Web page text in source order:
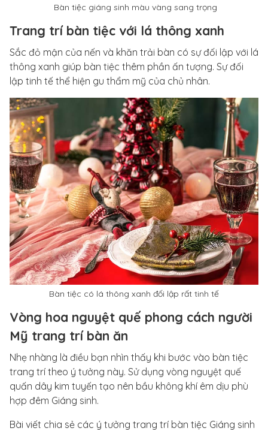
Bàn tiệc giáng sinh màu vàng sang trọng
Trang trí bàn tiệc với lá thông xanh
Sắc đỏ mận của nến và khăn trải bàn có sự đối lập với lá
thông xanh giúp bàn tiệc thêm phần ấn tượng. Sự đối
lập tinh tế thể hiện gu thẩm mỹ của chủ nhân.
Bàn tiệc có lá thông xanh đối lập rất tinh tế
Vòng hoa nguyệt quế phong cách người
Mỹ trang trí bàn ăn
Nhẹ nhàng là điều bạn nhìn thấy khi bước vào bàn tiệc
trang trí theo ý tưởng này. Sử dụng vòng nguyệt quế
quấn dây kim tuyến tạo nên bầu không khí êm dịu phù
hợp đêm Giáng sinh.
Bài viết chia sẻ các ý tưởng trang trí bàn tiệc Giáng sinh